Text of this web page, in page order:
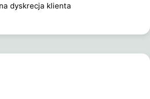
dyskrecja klienta